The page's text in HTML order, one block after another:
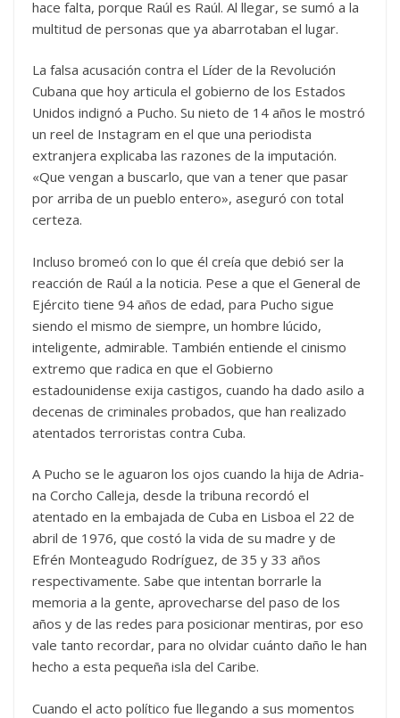
hace falta, porque Raúl es Raúl. Al llegar, se sumó a la
multitud de personas que ya abarrotaban el lugar.
La falsa acusación contra el Líder de la Revolución
Cubana que hoy articula el gobierno de los Estados
Unidos indignó a Pucho. Su nieto de 14 años le mostró
un reel de Instagram en el que una periodista
extranjera explicaba las razones de la imputación.
«Que vengan a buscarlo, que van a tener que pasar
por arriba de un pueblo entero», aseguró con total
certeza.
Incluso bromeó con lo que él creía que debió ser la
reacción de Raúl a la noticia. Pese a que el General de
Ejército tiene 94 años de edad, para Pucho sigue
siendo el mismo de siempre, un hombre lúcido,
inteligente, admirable. También entiende el cinismo
extremo que radica en que el Gobierno
estadounidense exija castigos, cuando ha dado asilo a
decenas de criminales probados, que han realizado
atentados terroristas contra Cuba.
A Pucho se le aguaron los ojos cuando la hija de Adria­­
na Corcho Calleja, desde la tribuna recordó el
atentado en la embajada de Cuba en Lisboa el 22 de
abril de 1976, que costó la vida de su madre y de
Efrén Monteagudo Rodrí­guez, de 35 y 33 años
respectivamente. Sabe que intentan borrarle la
memoria a la gente, aprovecharse del paso de los
años y de las redes para posicionar mentiras, por eso
vale tanto recordar, para no olvidar cuánto daño le han
hecho a esta pequeña isla del Caribe.
Cuando el acto político fue llegando a sus momentos